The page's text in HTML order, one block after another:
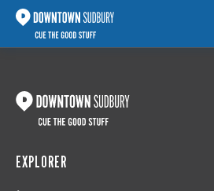
EXPLORER